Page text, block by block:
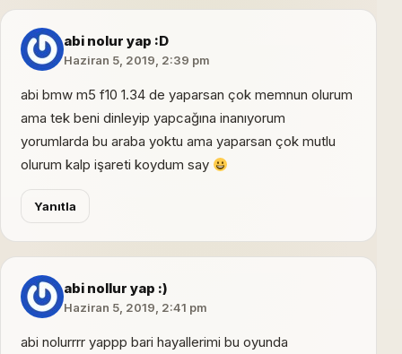
abi nolur yap :D
Haziran 5, 2019, 2:39 pm
abi bmw m5 f10 1.34 de yaparsan çok memnun olurum
ama tek beni dinleyip yapcağına inanıyorum
yorumlarda bu araba yoktu ama yaparsan çok mutlu
olurum kalp işareti koydum say
Yanıtla
abi nollur yap :)
Haziran 5, 2019, 2:41 pm
abi nolurrrr yappp bari hayallerimi bu oyunda